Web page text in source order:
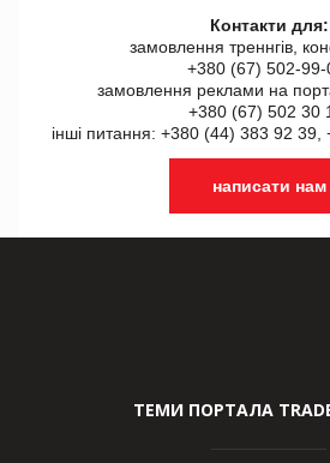
Контакти для:
замовлення треннгів,
+380 (67) 502-99-
замовлення реклами на
+380 (67) 502 30
інші питання: +380 (44) 383 92 39,
написати нам
ТЕМИ ПОРТАЛА